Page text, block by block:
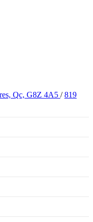
Qc, G8Z 4A5 / 819